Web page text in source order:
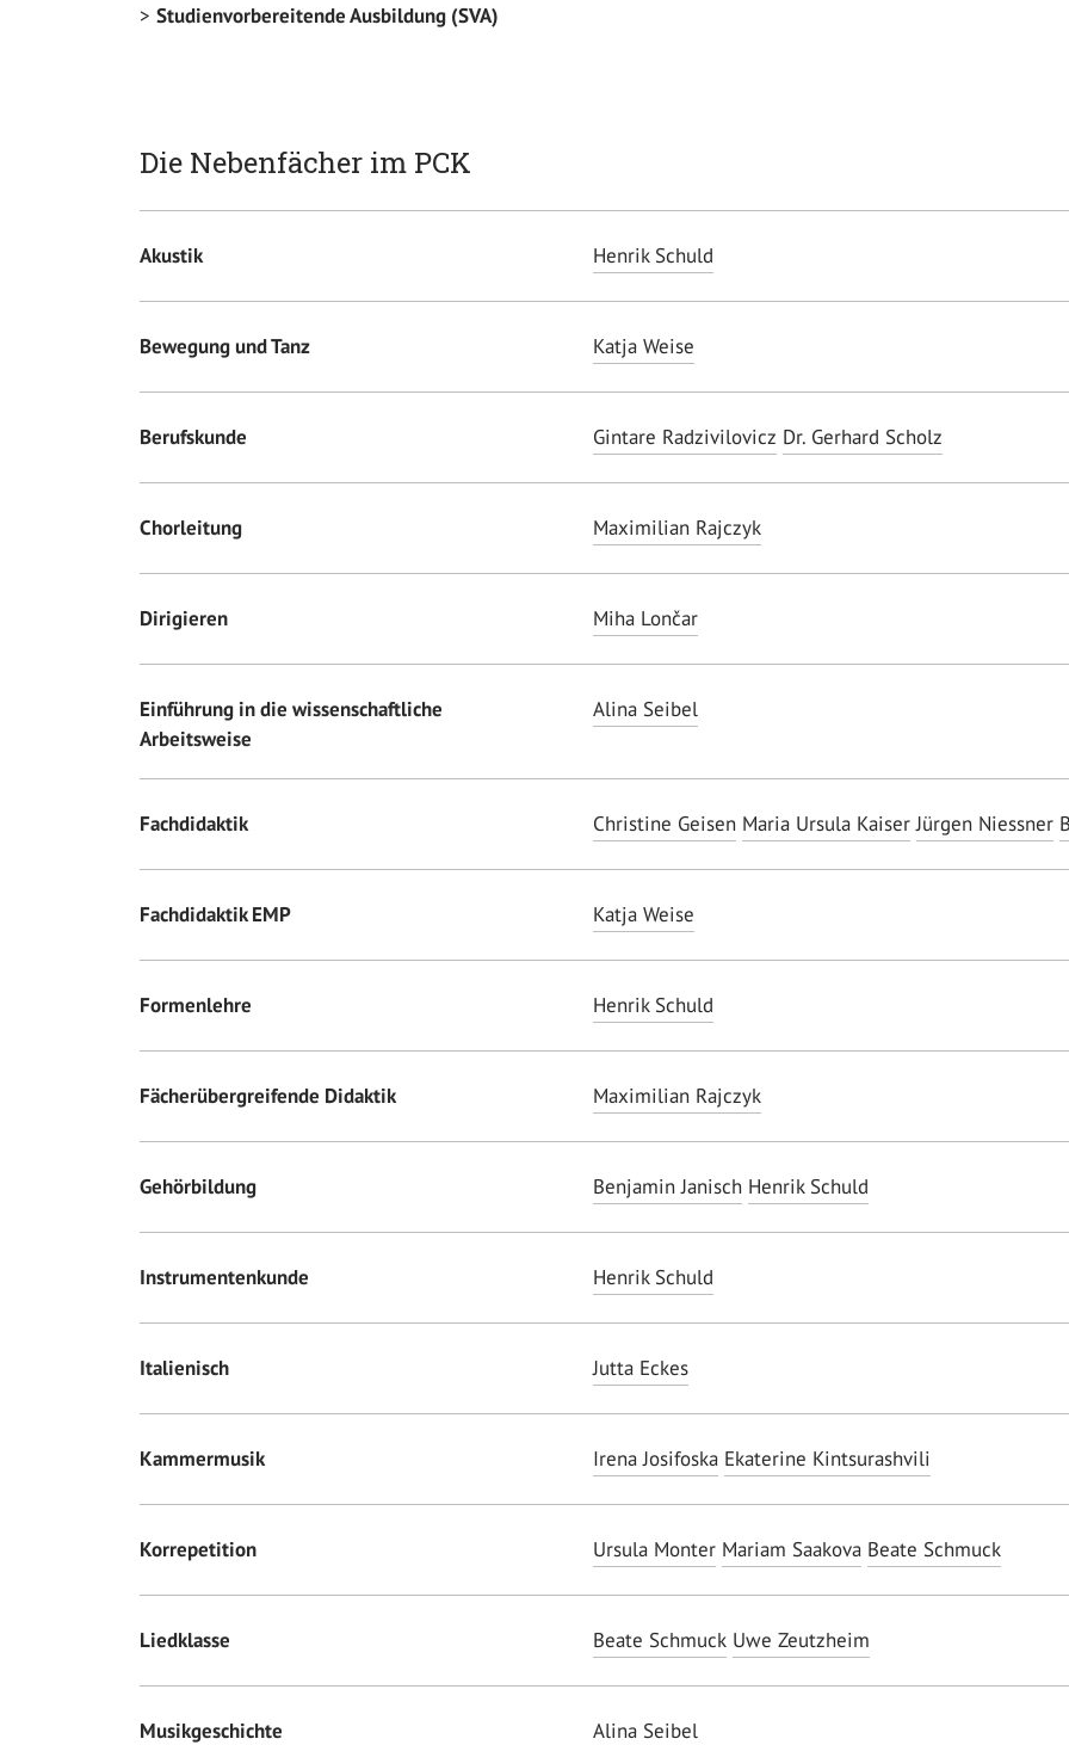
Studienvorbereitende Ausbildung (SVA)
Die Nebenfächer im PCK
Akustik Henrik Schuld
Bewegung und Tanz Katja Weise
Berufskunde Gintare Radzivilovicz Dr. Gerhard Scholz
Chorleitung Maximilian Rajczyk
Dirigieren Miha Lončar
Einführung in die wissenschaftliche
Arbeitsweise
Alina Seibel
Fachdidaktik Christine Geisen Maria Ursula Kaiser Jürgen Niessner
Fachdidaktik EMP Katja Weise
Formenlehre Henrik Schuld
Fächerübergreifende Didaktik Maximilian Rajczyk
Gehörbildung Benjamin Janisch Henrik Schuld
Instrumentenkunde Henrik Schuld
Italienisch Jutta Eckes
Kammermusik Irena Josifoska Ekaterine Kintsurashvili
Korrepetition Ursula Monter Mariam Saakova Beate Schmuck
Liedklasse Beate Schmuck Uwe Zeutzheim
Musikgeschichte Alina Seibel